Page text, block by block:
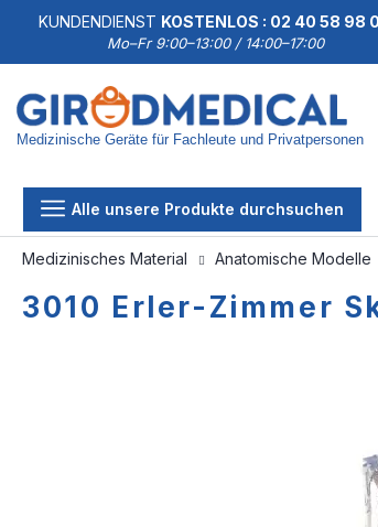
KUNDENDIENST KOSTENLOS : 02 40 58 98
Mo–Fr 9:00–13:00 / 14:00–17:00
Medizinische Geräte für Fachleute und Privatpersonen
Alle unsere Produkte durchsuchen
Medizinisches Material Anatomische Modelle
3010 Erler-Zimmer